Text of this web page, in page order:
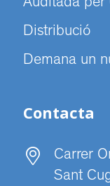
Auditada per
Distribució
Demana un
Contacta
Carrer
Sant